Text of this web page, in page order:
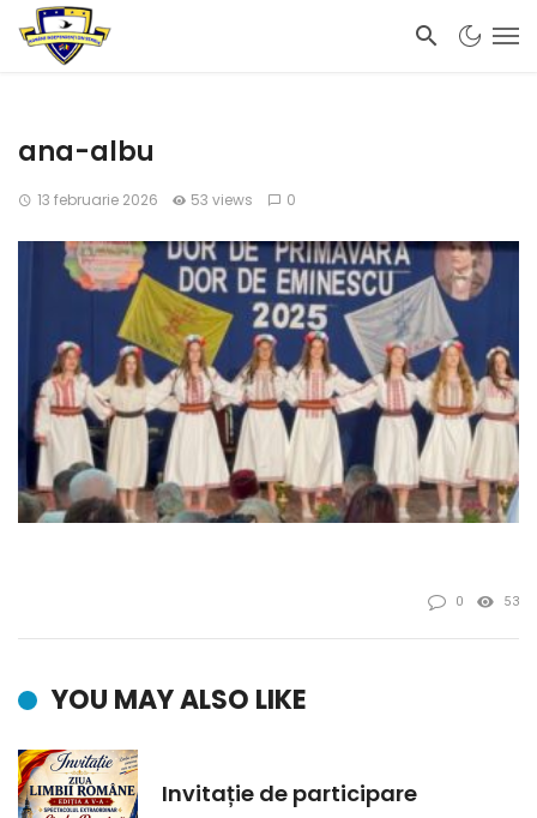
ana-albu
13 februarie 2026 53 views 0
0 53
YOU MAY ALSO LIKE
Invitație de participare